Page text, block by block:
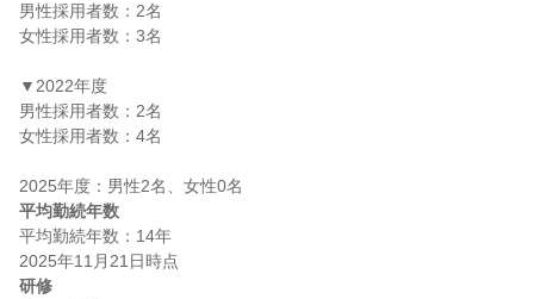
男性採用者数：2名
女性採用者数：3名
▼2022年度
男性採用者数：2名
女性採用者数：4名
平均勤続年数
平均勤続年数：14年
研修